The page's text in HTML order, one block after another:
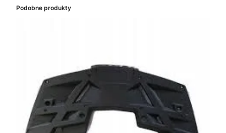
Podobne produkty